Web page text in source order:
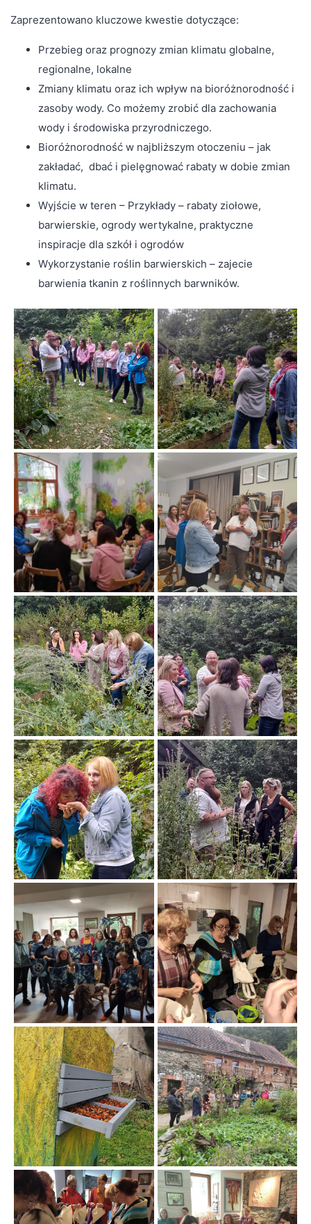
Zaprezentowano kluczowe kwestie dotyczące:
Przebieg oraz prognozy zmian klimatu globalne,
regionalne, lokalne
Zmiany klimatu oraz ich wpływ na bioróżnorodność i
zasoby wody. Co możemy zrobić dla zachowania
wody i środowiska przyrodniczego.
Bioróżnorodność w najbliższym otoczeniu – jak
zakładać, dbać i pielęgnować rabaty w dobie zmian
klimatu.
Wyjście w teren – Przykłady – rabaty ziołowe,
barwierskie, ogrody wertykalne, praktyczne
inspiracje dla szkół i ogrodów
Wykorzystanie roślin barwierskich – zajecie
barwienia tkanin z roślinnych barwników.